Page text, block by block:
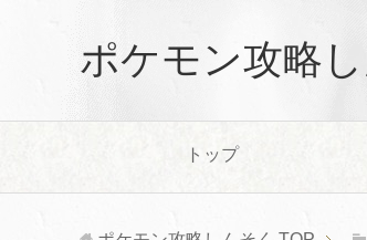
ポケモン攻略し
トップ